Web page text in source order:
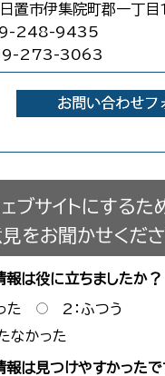
市伊集院町郡一丁目
248-9435
273-3063
ブサイトにするた
をお聞かせくだ
報は役に立ちましたか？
た
2：ふつう
なかった
報は見つけやすかったで